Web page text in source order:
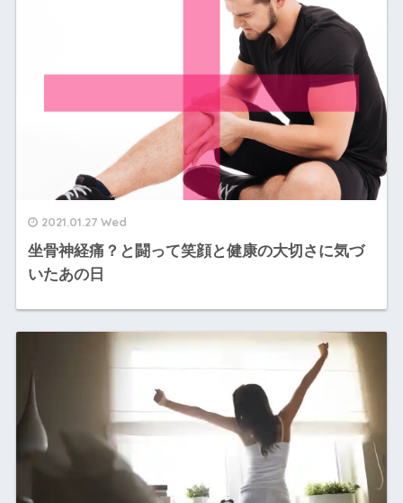
2021.01.27 Wed
坐骨神経痛？と闘って笑顔と健康の大切さに気づ
いたあの日